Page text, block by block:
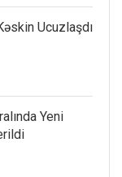
Ucuzlaşdı
Yeni